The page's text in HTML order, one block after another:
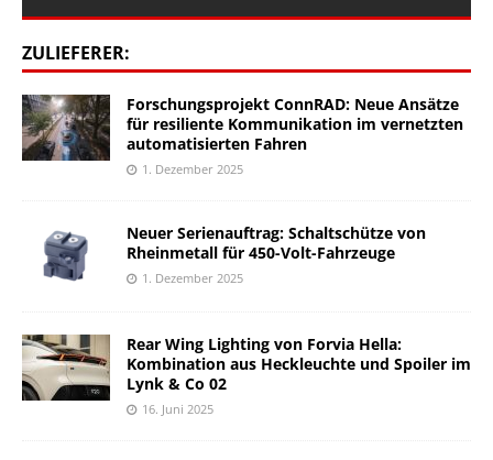
ZULIEFERER:
Forschungsprojekt ConnRAD: Neue Ansätze
für resiliente Kommunikation im vernetzten
automatisierten Fahren
1. Dezember 2025
Neuer Serienauftrag: Schaltschütze von
Rheinmetall für 450-Volt-Fahrzeuge
1. Dezember 2025
Rear Wing Lighting von Forvia Hella:
Kombination aus Heckleuchte und Spoiler im
Lynk & Co 02
16. Juni 2025